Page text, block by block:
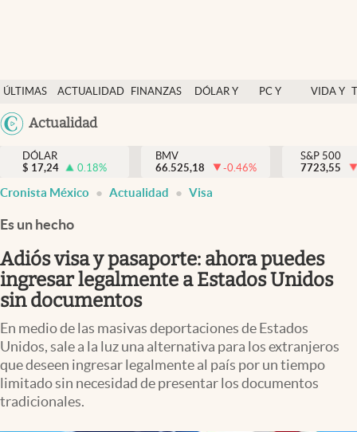
ÚLTIMAS
NOTICIAS
ACTUALIDAD
FINANZAS
DÓLAR Y
PC Y
VIDA Y
México
Actualidad
Actualidad
Finanzas y economía
Dólar y mercados
Pc y celular
Vida y estilo
Tv
Clima
Espiritualidad
DÓLAR
$ 17,24 0.18%
BMV
66.525,18
-0.46%
S&P 500
7723,55
Cronista México Actualidad Visa
Es un hecho
Adiós visa y pasaporte: ahora puedes
ingresar legalmente a Estados Unidos
sin documentos
En medio de las masivas deportaciones de Estados
Unidos, sale a la luz una alternativa para los extranjeros
que deseen ingresar legalmente al país por un tiempo
limitado sin necesidad de presentar los documentos
tradicionales.